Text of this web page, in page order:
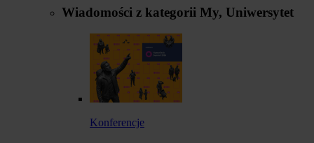
Wiadomości z kategorii My, Uniwersytet
Konferencje